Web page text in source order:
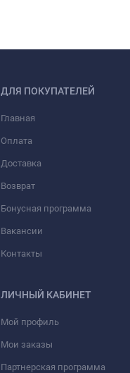
ДЛЯ ПОКУПАТЕЛЕЙ
Главная
Оплата
Доставка
Возврат
Бонусная программа
Вакансии
Контакты
ЛИЧНЫЙ КАБИНЕТ
Мой профиль
Мои заказы
Партнерская программа